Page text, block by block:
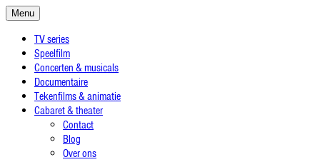
Menu
TV series
Speelfilm
Concerten & musicals
Documentaire
Tekenfilms & animatie
Cabaret & theater
Contact
Blog
Over ons